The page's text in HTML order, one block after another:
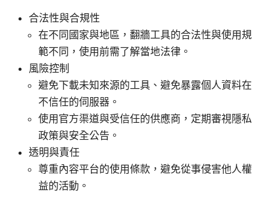
合法性與合規性
在不同國家與地區，翻牆工具的合法性與使用規
範不同，使用前需了解當地法律。
風險控制
避免下載未知來源的工具、避免暴露個人資料在
不信任的伺服器。
使用官方渠道與受信任的供應商，定期審視隱私
政策與安全公告。
透明與責任
尊重內容平台的使用條款，避免從事侵害他人權
益的活動。